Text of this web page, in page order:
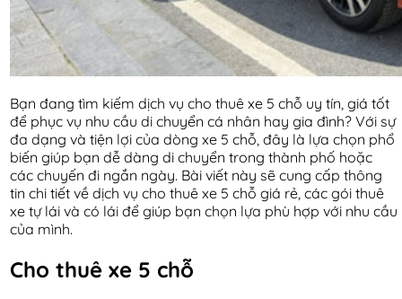
Bạn đang tìm kiếm dịch vụ cho thuê xe 5 chỗ uy tín, giá tốt
để phục vụ nhu cầu di chuyển cá nhân hay gia đình? Với sự
đa dạng và tiện lợi của dòng xe 5 chỗ, đây là lựa chọn phổ
biến giúp bạn dễ dàng di chuyển trong thành phố hoặc
các chuyến đi ngắn ngày. Bài viết này sẽ cung cấp thông
tin chi tiết về dịch vụ cho thuê xe 5 chỗ giá rẻ, các gói thuê
xe tự lái và có lái để giúp bạn chọn lựa phù hợp với nhu cầu
của mình.
Cho thuê xe 5 chỗ